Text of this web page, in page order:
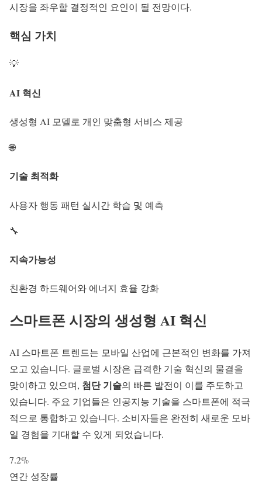
시장을 좌우할 결정적인 요인이 될 전망이다.
핵심 가치
💡
AI 혁신
생성형 AI 모델로 개인 맞춤형 서비스 제공
🌐
기술 최적화
사용자 행동 패턴 실시간 학습 및 예측
🔧
지속가능성
친환경 하드웨어와 에너지 효율 강화
스마트폰 시장의 생성형 AI 혁신
AI 스마트폰 트렌드는 모바일 산업에 근본적인 변화를 가져
오고 있습니다. 글로벌 시장은 급격한 기술 혁신의 물결을
맞이하고 있으며, 첨단 기술의 빠른 발전이 이를 주도하고
있습니다. 주요 기업들은 인공지능 기술을 스마트폰에 적극
적으로 통합하고 있습니다. 소비자들은 완전히 새로운 모바
일 경험을 기대할 수 있게 되었습니다.
7.2%
연간 성장률